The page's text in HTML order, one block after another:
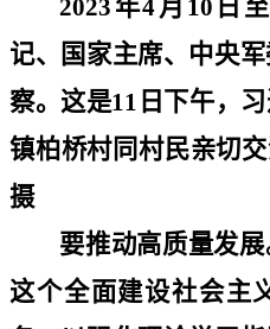
2023 年4月 10 日至
记、国家主席、中央
察。这是11 日下午，
镇柏桥村同村民亲切
摄
要推动高质量发
这个全面建设社会主